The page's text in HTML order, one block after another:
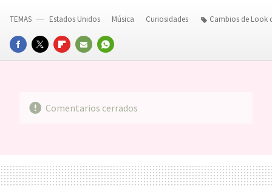
FACEBOOKTWITTERFLIPBOARD
E-
WHATSAPP
TEMAS Estados Unidos Música Curiosidades Cambios de Look
Comentarios cerrados